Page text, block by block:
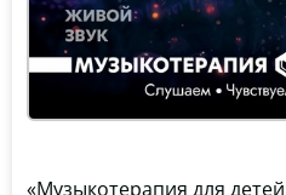
«Музыкотерапия для